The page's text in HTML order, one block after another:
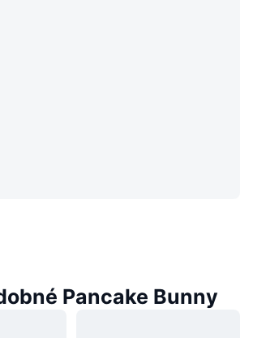
Pancake Bunny